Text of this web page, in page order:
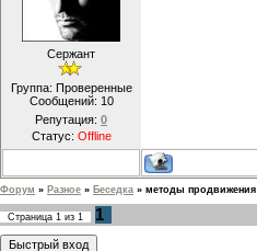
Сержант
Группа: Проверенные
Сообщений: 10
Репутация: 0
Статус: Offline
Форум » Разное » Беседка » методы продвижения
Страница 1 из 1 1